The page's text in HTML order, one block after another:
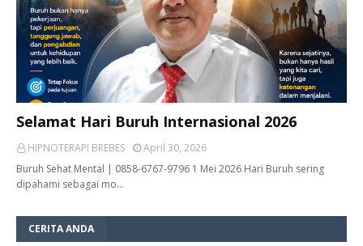
Selamat Hari Buruh Internasional 2026
HIPNOTERAPI BREBES
April 30, 2026
Buruh Sehat Mental | 0858-6767-9796 1 Mei 2026 Hari Buruh sering
dipahami sebagai mo…
CERITA ANDA